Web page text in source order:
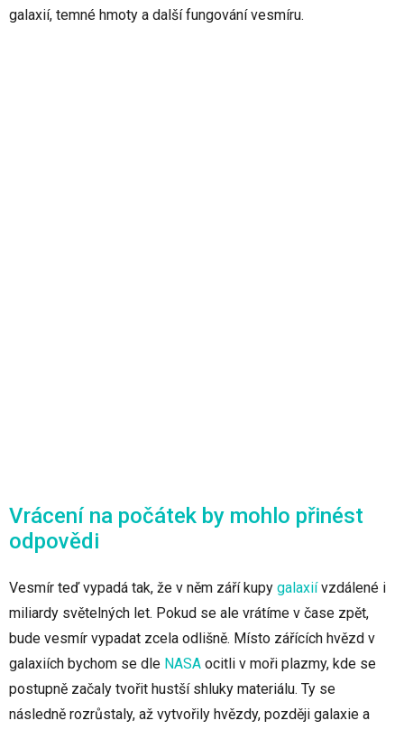
galaxií, temné hmoty a další fungování vesmíru.
Vrácení na počátek by mohlo přinést
odpovědi
Vesmír teď vypadá tak, že v něm září kupy galaxiívzdálené i
miliardy světelných let. Pokud se ale vrátíme v čase zpět,
bude vesmír vypadat zcela odlišně. Místo zářících hvězd v
galaxiích bychom se dle NASA ocitli v moři plazmy, kde se
postupně začaly tvořit hustší shluky materiálu. Ty se
následně rozrůstaly, až vytvořily hvězdy, později galaxie a